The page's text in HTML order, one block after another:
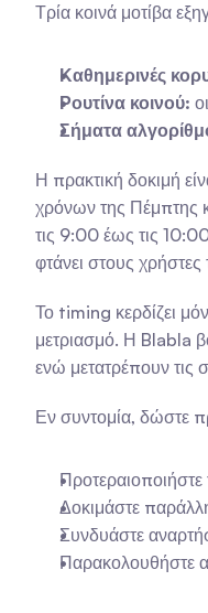
Τρία κοινά μοτίβα
Καθημερινές
Ρουτίνα κοινού:
Σήματα
Η πρακτική δοκιμή
χρόνων της Πέμπτης
τις 9:00 έως τις
φτάνει στους
Το timing κερδίζει
μετριασμό. Η Blabla
ενώ μετατρέπουν τις
Εν συντομία, δώστε
Δοκιμάστε
Συνδυάστε
Παρακολουθήστε